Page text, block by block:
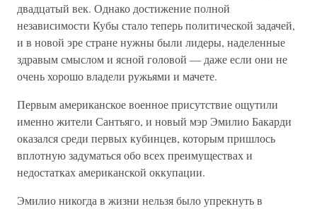
двадцатый век. Однако достижение полной
независимости Кубы стало теперь политической задачей,
и в новой эре стране нужны были лидеры, наделенные
здравым смыслом и ясной головой — даже если они не
очень хорошо владели ружьями и мачете.
Первым американское военное присутствие ощутили
именно жители Сантьяго, и новый мэр Эмилио Бакарди
оказался среди первых кубинцев, которым пришлось
вплотную задуматься обо всех преимуществах и
недостатках американской оккупации.
Эмилио никогда в жизни нельзя было упрекнуть в